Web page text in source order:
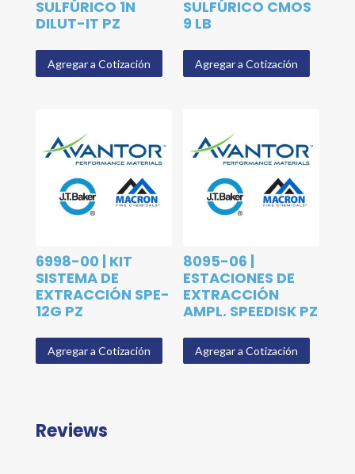
SULFÚRICO 1N
DILUT-IT PZ
Agregar a Cotización
SULFÚRICO CMOS
9 LB
Agregar a Cotización
6998-00 | KIT
SISTEMA DE
EXTRACCIÓN SPE-
12G PZ
Agregar a Cotización
8095-06 |
ESTACIONES DE
EXTRACCIÓN
AMPL. SPEEDISK PZ
Agregar a Cotización
Reviews